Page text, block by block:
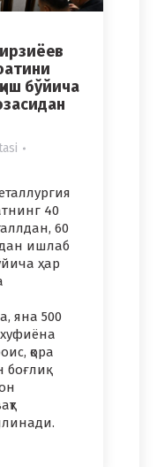
бўйича
40
60
ишлаб
ҳар
яна 500
қора